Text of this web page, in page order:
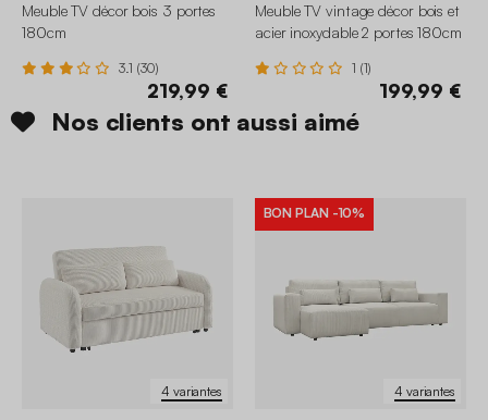
Meuble TV décor bois 3 portes
180cm
3.1 (30)
219,99 €
Meuble TV vintage décor bois et
acier inoxydable 2 portes 180cm
1 (1)
199,99 €
Nos clients ont aussi aimé
4 variantes 4 variantes
BON PLAN -10%